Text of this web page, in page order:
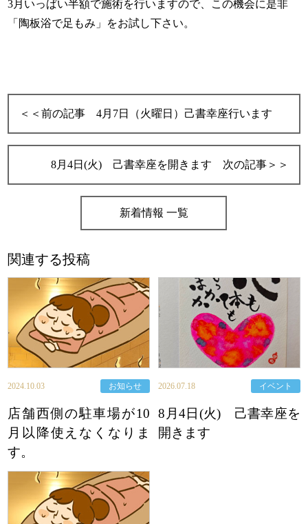
3月いっぱい半額で施術を行いますので、この機会に是非
「陶板浴で足もみ」をお試し下さい。
4月7日（火曜日）己書幸座行います
8月4日(火) 己書幸座を開きます
新着情報 一覧
関連する投稿
2024.10.03 お知らせ
店舗西側の駐車場が10
月以降使えなくなりま
す。
2026.07.18 イベント
8月4日(火) 己書幸座を
開きます